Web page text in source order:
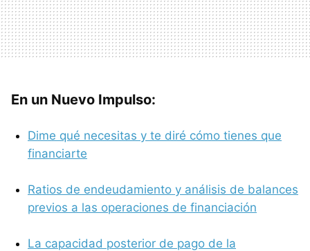
En un Nuevo Impulso:
Dime qué necesitas y te diré cómo tienes que
financiarte
Ratios de endeudamiento y análisis de balances
previos a las operaciones de financiación
La capacidad posterior de pago de la